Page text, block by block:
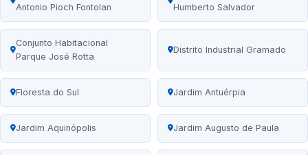
Antonio Pioch Fontolan
Humberto Salvador
Conjunto Habitacional
Parque José Rotta
Distrito Industrial Gramado
Floresta do Sul Jardim Antuérpia
Jardim Aquinópolis Jardim Augusto de Paula